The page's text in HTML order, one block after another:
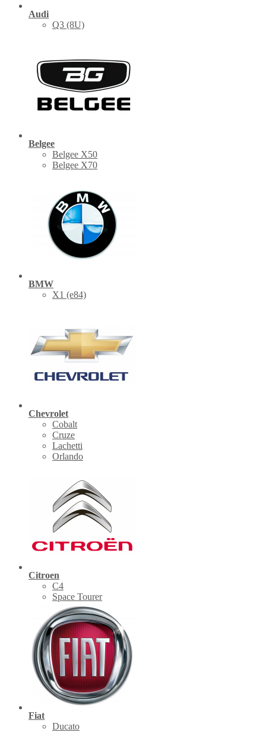
Audi
Q3 (8U)
Belgee
Belgee X50
Belgee X70
BMW
X1 (е84)
Chevrolet
Cobalt
Cruze
Lachetti
Orlando
Citroen
C4
Space Tourer
Fiat
Ducato